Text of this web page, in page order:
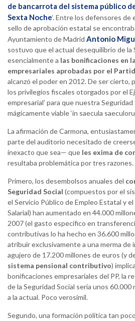
de bancarrota del sistema público
Sexta Noche‘. Entre los defensores
sello de aprobación estatal se
Ayuntamiento de Madrid Antonio
sostuvo que el actual desequilibrio de la
esencialmente a las bonificaciones en
empresariales aprobadas por el
alcanzó el poder en 2012. De ser cierto,
los privilegios fiscales otorgados por el
empresarial’ para que nuestra Seguridad
mágicamente viable ‘in saecula
La afirmación de Carmona,
parte del auditorio necesitado de
inexacto que sea— que les exima de
resultaba problemática por tres razones.
Primero, los desembolsos anuales del
Seguridad Social (compuestos por el
el Servicio Público de Empleo Estatal y
Salarial) han aumentado en 44.000
2007 (el gasto específico en
contributivas lo ha hecho en 36.600
atribuir exclusivamente a una merma
agujero de 17.200 millones de euros (y
sistema pensional contributivo)
bonificaciones empresariales del PP, la
de la Seguridad Social sería unos
a la actual. Poco verosímil.
Segundo, una formación política tan